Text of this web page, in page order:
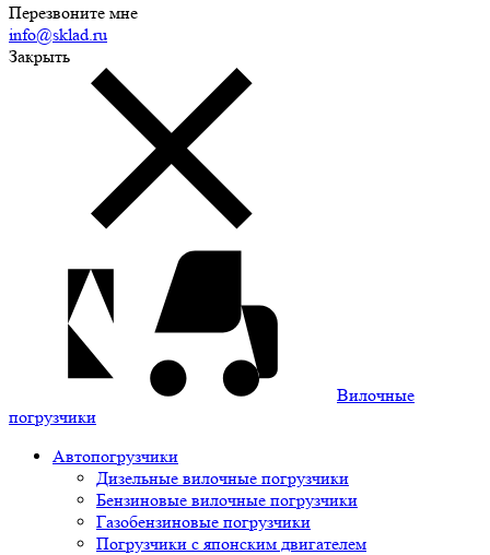
Перезвоните мне
info@sklad.ru
Закрыть
Вилочные
погрузчики
Автопогрузчики
Дизельные вилочные погрузчики
Бензиновые вилочные погрузчики
Газобензиновые погрузчики
Погрузчики с японским двигателем